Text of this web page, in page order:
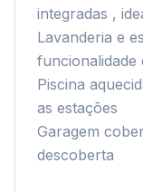
integradas ,
Lavanderia e
funcionalidade
Piscina
as estações
Garagem
descoberta